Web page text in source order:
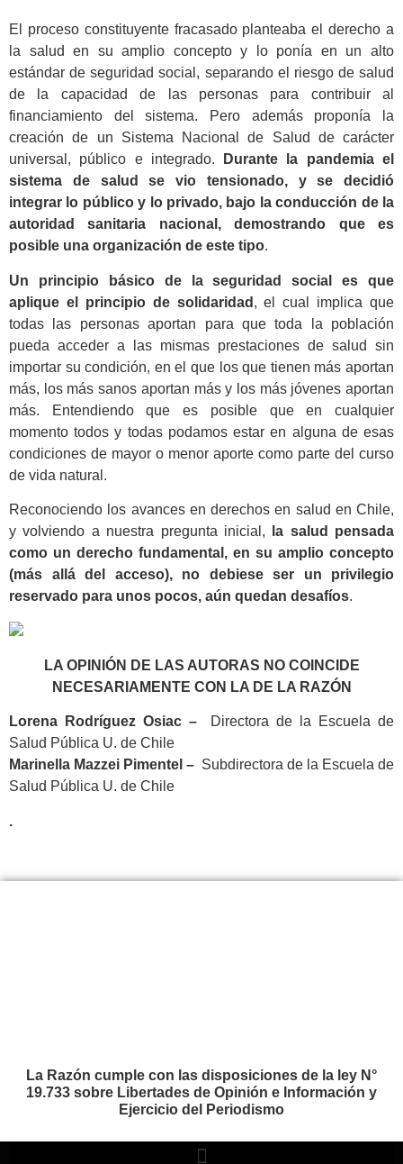
El proceso constituyente fracasado planteaba el derecho a
la salud en su amplio concepto y lo ponía en un alto
estándar de seguridad social, separando el riesgo de salud
de la capacidad de las personas para contribuir al
financiamiento del sistema. Pero además proponía la
creación de un Sistema Nacional de Salud de carácter
universal, público e integrado.
Durante la pandemia el
sistema de salud se vio tensionado, y se decidió
integrar lo público y lo privado, bajo la conducción de la
autoridad sanitaria nacional, demostrando que es
posible una organización de este tipo.
Un principio básico de la seguridad social es que
aplique el principio de solidaridad , el cual implica que
todas las personas aportan para que toda la población
pueda acceder a las mismas prestaciones de salud sin
importar su condición, en el que los que tienen más aportan
más, los más sanos aportan más y los más jóvenes aportan
más. Entendiendo que es posible que en cualquier
momento todos y todas podamos estar en alguna de esas
condiciones de mayor o menor aporte como parte del curso
de vida natural.
Reconociendo los avances en derechos en salud en Chile,
y volviendo a nuestra pregunta inicial,
la salud pensada
como un derecho fundamental, en su amplio concepto
(más allá del acceso), no debiese ser un privilegio
reservado para unos pocos, aún quedan desafíos.
LA OPINIÓN DE LAS AUTORAS NO COINCIDE
NECESARIAMENTE CON LA DE LA RAZÓN
Lorena Rodríguez Osiac – Directora de la Escuela de
Salud Pública U. de Chile
Marinella Mazzei Pimentel – Subdirectora de la Escuela de
Salud Pública U. de Chile
.
La Razón cumple con las disposiciones de la ley N°
19.733 sobre Libertades de Opinión e Información y
Ejercicio del Periodismo